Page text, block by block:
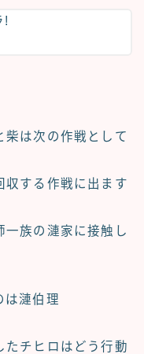
!
柴は次の作戦として
収する作戦 に出ます
一族の漣家に接触 し
は漣伯理
たチヒロはどう行動